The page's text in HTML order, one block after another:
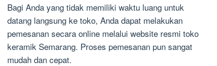
Bagi Anda yang tidak memiliki waktu luang untuk
datang langsung ke toko, Anda dapat melakukan
pemesanan secara online melalui website resmi toko
keramik Semarang. Proses pemesanan pun sangat
mudah dan cepat.